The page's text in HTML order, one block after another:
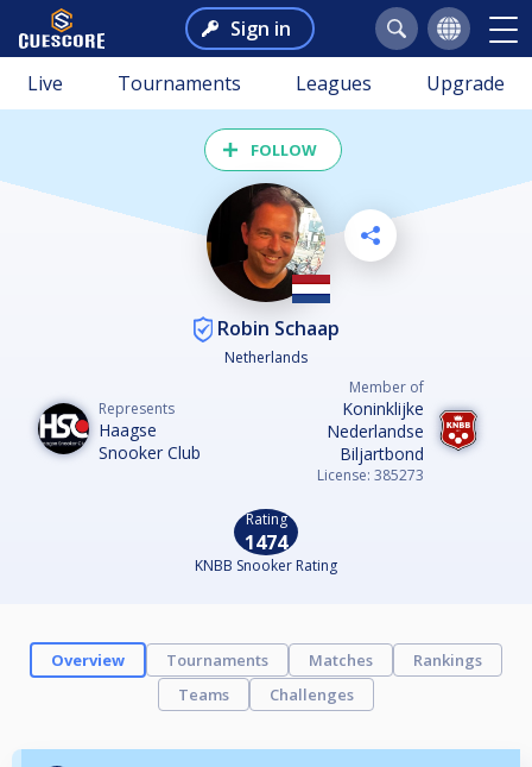
Sign in
Live Tournaments Leagues Upgrade
FOLLOW
Robin Schaap
Netherlands
Represents
Haagse
Snooker Club
Member of
Koninklijke
Nederlandse
Biljartbond
License: 385273
Rating
1474
KNBB Snooker Rating
Overview Tournaments Matches
Rankings
Teams
Challenges